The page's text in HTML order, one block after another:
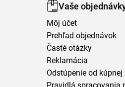
Vaše
Môj účet
Prehľad objednávok
Časté otázky
Reklamácia
Odstúpenie od